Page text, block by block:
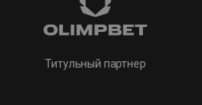
Титульный партнер